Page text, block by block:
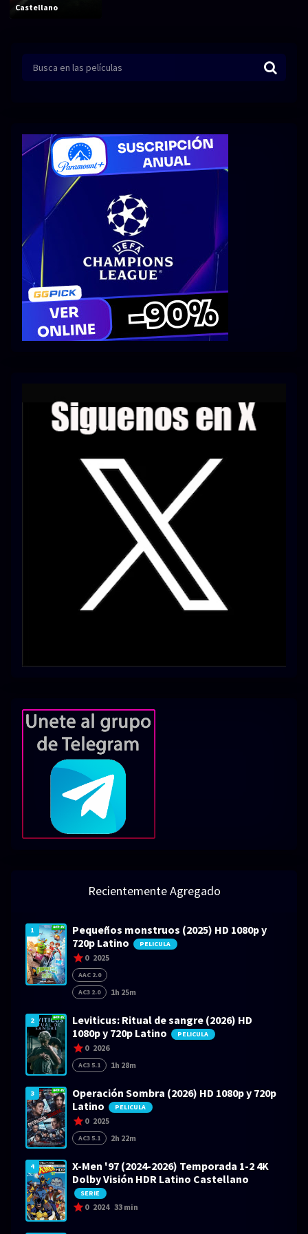
Comedia Crimen
Terror
Fantástico Romance
Bélico Thriller
Biográfico
SERIES
Series 1080p Series 4K HDR
Series 720p 2160p 4K SDR
Series 1080p 60 FPS
Castellano
Recientemente Agregado
1
Pequeños monstruos (2025) HD 1080p y
720p Latino
PELICULA
0 2025
AAC 2.0
AC3 2.0
1h 25m
2
Leviticus: Ritual de sangre (2026) HD
1080p y 720p Latino
PELICULA
0 2026
AC3 5.1 1h 28m
3
Operación Sombra (2026) HD 1080p y 720p
Latino
PELICULA
0 2025
AC3 5.1 2h 22m
4
X-Men '97 (2024-2026) Temporada 1-2 4K
Dolby Visión HDR Latino Castellano
SERIE
0 2024 33 min